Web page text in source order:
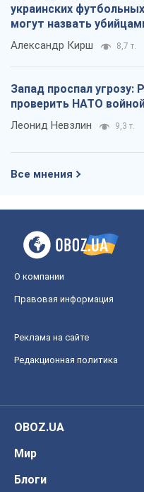
украинских
могут назвать
Александр Кирш 8,7 т.
Запад проспал угрозу:
проверить НАТО
Леонид Невзлин 9,3 т.
Все мнения
О компании
Правовая информация
Реклама на сайте
Редакционная политика
OBOZ.UA
Мир
Блоги